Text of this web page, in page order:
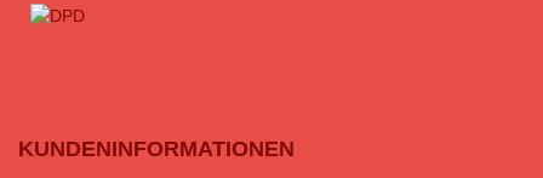
KUNDENINFORMATIONEN